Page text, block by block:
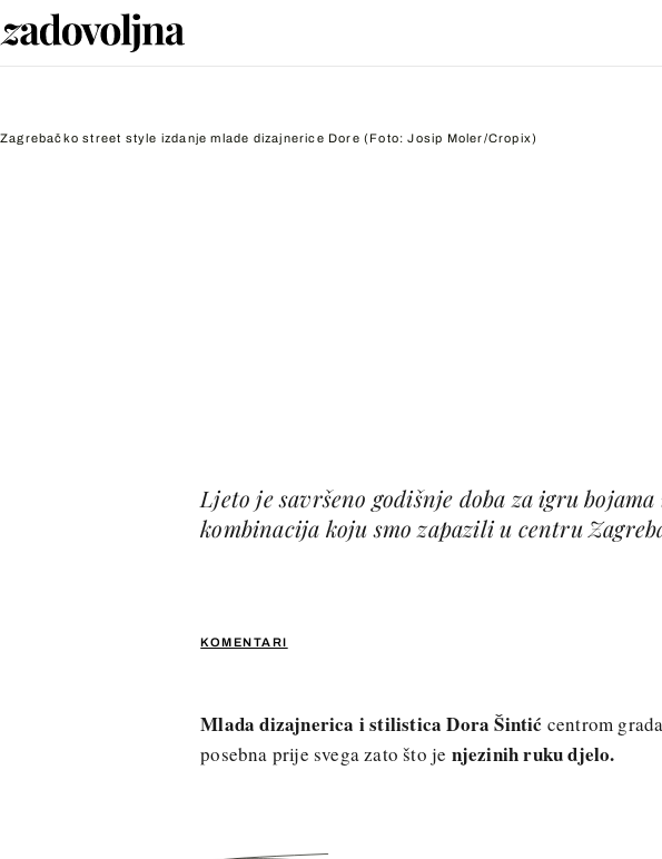
Zagrebačko street style izdanje mlade dizajnerice Dore(Foto: Josip Moler/Cropix)
KOMENTARI
Ljeto je savršeno godišnje doba za igru
kombinacija koju smo zapazili u centru
Mlada dizajnerica i stilistica Dora Šintić centrom
posebna prije svega zato što je njezinih ruku djelo.